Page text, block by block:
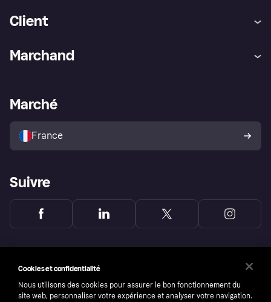
Client
Explorez les magasins
Politique de protection de
l’acheteur Klarna
Marchand
Portail Marchand
Marché
France
Suivre
Cookies et confidentialité
Nous utilisons des cookies pour assurer le bon fonctionnement du
site web, personnaliser votre expérience et analyser votre navigation.